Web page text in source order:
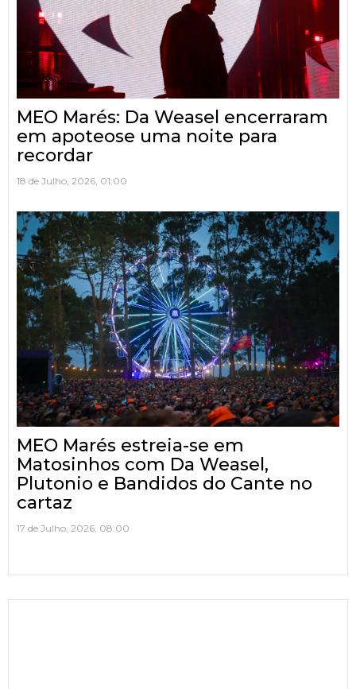
MEO Marés: Da Weasel encerraram
em apoteose uma noite para
recordar
18 de Julho, 2026, 01:00
MEO Marés estreia-se em
Matosinhos com Da Weasel,
Plutonio e Bandidos do Cante no
cartaz
17 de Julho, 2026, 08:00